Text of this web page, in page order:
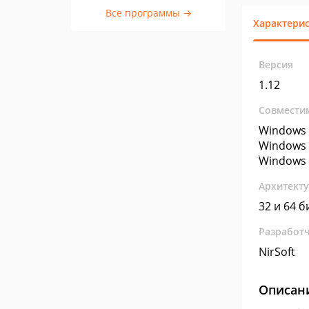
Все программы →
Версия
1.12
Windows
Windows
Windows
32 и 64
NirSoft